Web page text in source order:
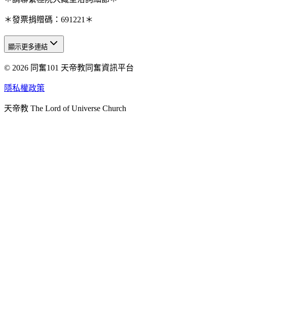
＊發票捐贈碼：691221＊
天人研究總院
天人研究學院
天人炁功院
顯示更多連結
© 2026 同奮101 天帝教同奮資訊平台
隱私權政策
天帝教 The Lord of Universe Church